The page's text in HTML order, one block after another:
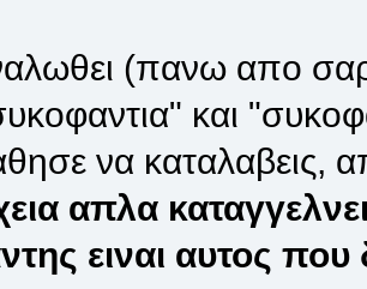
(πανω απο
και
να καταλαβεις,
απλα
ειναι αυτος που